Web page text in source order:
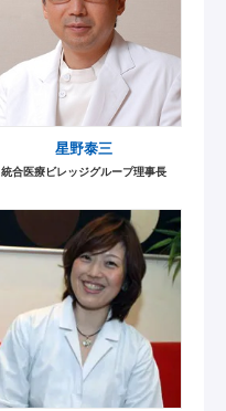
星野泰三
統合医療ビレッジグループ理事長